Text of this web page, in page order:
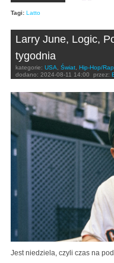
Tagi: Latto
Larry June, Logic,
tygodnia
kategorie: USA Świat Hip-Hop/Rap
dodano: 2024-08-11 14:00 przez:
Jest niedziela, czyli czas na